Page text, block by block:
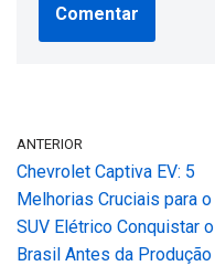
ANTERIOR
Chevrolet Captiva EV: 5
Melhorias Cruciais para o
SUV Elétrico Conquistar o
Brasil Antes da Produção